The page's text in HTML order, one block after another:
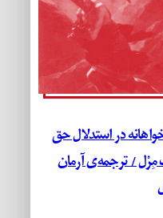
در استدلال حق
/ ترجمه‌ی آرمان